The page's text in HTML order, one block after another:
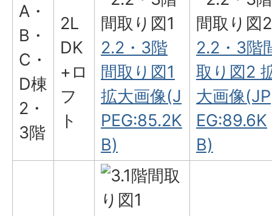
A・
B・
C・
D棟
2・
3階
2L
DK
+ロ
フ
ト
2.2・3階
間取り図1
拡大画像(J
PEG:85.2K
B)
2.2・3階
取り図2
大画像(JP
EG:89.6K
B)